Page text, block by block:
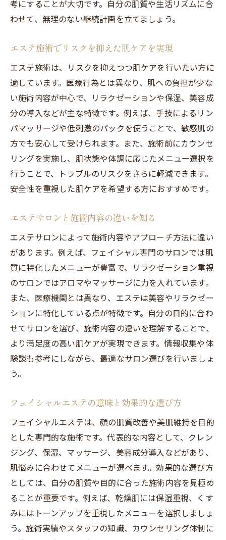
エステとマッサージの施術目的の違い
医療機関とエステサロンの役割の違い
リラクゼーション効果も得られるエステ療法の
魅力
エステ療法がもたらすリラクゼーションの
効果
エステ施術で心身の健康を手に入れる方法
美肌だけでなく癒しを与えるエステの魅力
エステとサロンの違いが生むリラックス体
験
エステ療法で日常ストレスを軽減する工夫
訣
エステ療法を安全に受けるためのポイント
エステ施術の安全性を高める注意点
トラブルを防ぐエステ施術前後の対策
信頼できるエステサロンの選び方とは
カウンセリングで確認すべき施術内容
医療エステとの併用時に注意したい点
エステ療法のリスクと安全性の見極め方
エステと美容皮膚科の併用は効果的なのか
点
エステと美容医療の役割分担を理解しよう
併用時のエステ施術スケジュールの立て方
エステと医療の相乗効果を高める方法
美容皮膚科とエステどっちが自分に合うか
納得のいく美肌ケアを実現するための判断基準
エステ療法で納得できる美肌ケアを選ぶ視
点
考にすることが大切です。自分の肌質や生活リズムに合
わせて、無理のない継続計画を立てましょう。
エステ施術でリスクを抑えた肌ケアを実現
エステ施術は、リスクを抑えつつ肌ケアを行いたい方に
適しています。医療行為とは異なり、肌への負担が少な
い施術内容が中心で、リラクゼーションや保湿、美容成
分の導入などが主な特徴です。例えば、手技によるリン
パマッサージや低刺激のパックを使うことで、敏感肌の
方でも安心して受けられます。また、施術前にカウンセ
リングを実施し、肌状態や体調に応じたメニュー選択を
行うことで、トラブルのリスクをさらに軽減できます。
安全性を重視した肌ケアを希望する方におすすめです。
エステサロンと施術内容の違いを知る
エステサロンによって施術内容やアプローチ方法に違い
があります。例えば、フェイシャル専門のサロンでは肌
質に特化したメニューが豊富で、リラクゼーション重視
のサロンではアロマやマッサージに力を入れています。
また、医療機関とは異なり、エステは美容やリラクゼー
ションに特化している点が特徴です。自分の目的に合わ
せてサロンを選び、施術内容の違いを理解することで、
より満足度の高い肌ケアが実現できます。情報収集や体
験談も参考にしながら、最適なサロン選びを行いましょ
う。
フェイシャルエステの意味と効果的な選び方
フェイシャルエステは、顔の肌質改善や美肌維持を目的
とした専門的な施術です。代表的な内容として、クレン
ジング、保湿、マッサージ、美容成分導入などがあり、
肌悩みに合わせてメニューが選べます。効果的な選び方
としては、自分の肌質や目的に合った施術内容を見極め
ることが重要です。例えば、乾燥肌には保湿重視、くす
みにはトーンアップを重視したメニューを選択しましょ
う。施術実績やスタッフの知識、カウンセリング体制に